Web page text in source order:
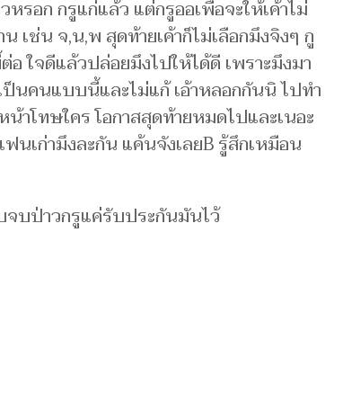
รอก กรูแก่แล้ว แต่กรูออเพื่อจะให้เค้าไม่
เช่น จ,น,พ สุดท้ายเค้าก็ไม่เลือกมึงจิงๆ กู
ใจดีแล้วปล่อยมึงไปให้ได้ดี เพราะมึงมา
นคนแบบนี้และไม่แก้ เอ้าหลอกกันนิ ไปทำ
าโทษใคร โอกาสสุดท้ายหมดไปและเนอะ
นเก่ามึงละกัน แค้นจังเลยB รู้สึกเหมือน
บป่าวกรูแค่รับประกันมันไว้